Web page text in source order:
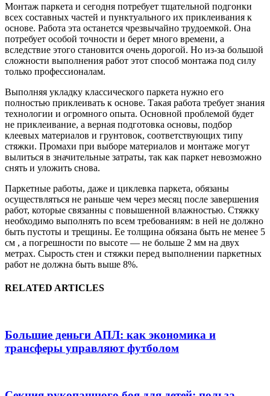
Монтаж паркета и сегодня потребует тщательной подгонки
всех составных частей и пунктуального их приклеивания к
основе. Работа эта останется чрезвычайно трудоемкой. Она
потребует особой точности и берет много времени, а
вследствие этого становится очень дорогой. Но из-за большой
сложности выполнения работ этот способ монтажа под силу
только профессионалам.
Выполняя укладку классического паркета нужно его
полностью приклеивать к основе. Такая работа требует знания
технологии и огромного опыта. Основной проблемой будет
не приклеивание, а верная подготовка основы, подбор
клеевых материалов и грунтовок, соответствующих типу
стяжки. Промахи при выборе материалов и монтаже могут
вылиться в значительные затраты, так как паркет невозможно
снять и уложить снова.
Паркетные работы, даже и циклевка паркета, обязаны
осуществляться не раньше чем через месяц после завершения
работ, которые связанны с повышенной влажностью. Стяжку
необходимо выполнять по всем требованиям: в ней не должно
быть пустоты и трещины. Ее толщина обязана быть не менее 5
см , а погрешности по высоте — не больше 2 мм на двух
метрах. Сырость стен и стяжки перед выполнении паркетных
работ не должна быть выше 8%.
RELATED ARTICLES
Большие деньги АПЛ: как экономика и
трансферы управляют футболом